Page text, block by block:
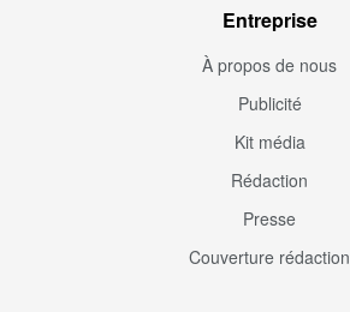
Entreprise
À propos de nous
Publicité
Kit média
Rédaction
Presse
Couverture rédaction